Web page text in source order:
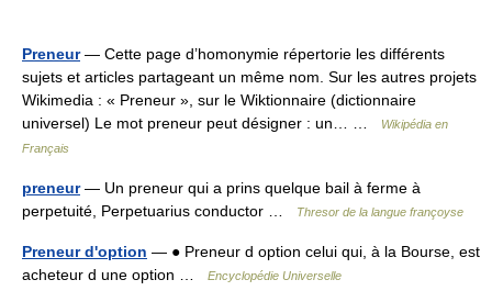
Preneur— Cette page d’homonymie répertorie les différents
sujets et articles partageant un même nom. Sur les autres projets
Wikimedia : « Preneur », sur le Wiktionnaire (dictionnaire
universel) Le mot preneur peut désigner : un… …
Wikipédia en
Français
preneur— Un preneur qui a prins quelque bail à ferme à
perpetuité, Perpetuarius conductor …
Thresor de la langue françoyse
Preneur d'option — ● Preneur d option celui qui, à la Bourse, est
acheteur d une option …
Encyclopédie Universelle